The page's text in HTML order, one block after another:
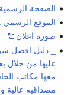
الصفحة
الموقع الرسمي wikimedia
صورة اعلان
_ دليل افضل
عليها من خلال
معها مكاتب
مصداقيه